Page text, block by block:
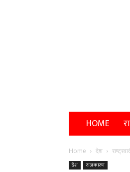
HOME
Home देश
देश राजकारण